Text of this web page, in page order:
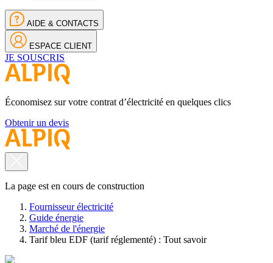
AIDE & CONTACTS
ESPACE CLIENT
JE SOUSCRIS
Économisez sur votre contrat d’électricité en quelques clics
Obtenir un devis
La page est en cours de construction
Fournisseur électricité
Guide énergie
Marché de l'énergie
Tarif bleu EDF (tarif réglementé) : Tout savoir